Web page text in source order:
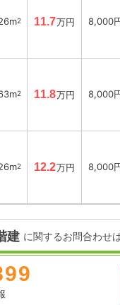
2 11.7万円 8,000
2 11.8万円 8,000
2 12.2万円 8,000
建 に関するお問合わせ